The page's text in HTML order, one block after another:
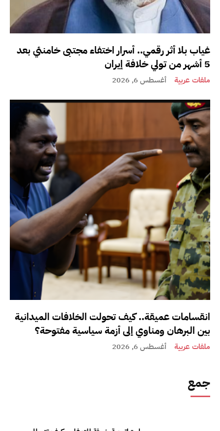
غياب بلا أثر رقمي.. أسرار اختفاء مجتبى خامنئي بعد
5 أشهر من تولي خلافة إيران
ملفات عربية أغسطس 6, 2026
انقسامات عميقة.. كيف تحولت الخلافات الميدانية
بين البرهان ومناوي إلى أزمة سياسية مفتوحة؟
ملفات عربية أغسطس 6, 2026
جمع